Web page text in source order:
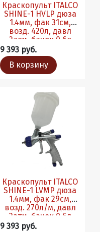
Краскопульт ITALCO
SHINE-1 HVLP дюза
1.4мм, фак 31см,
возд. 420л, давл
2атм, бачок 0.6л
9 393 руб.
В корзину
Краскопульт ITALCO
SHINE-1 LVMP дюза
1.4мм, фак 29см,
возд. 270л/м, давл
2атм, бачок 0.6л
9 393 руб.